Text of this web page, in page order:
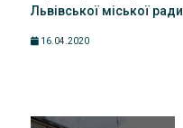
Львівської міської ради
16.04.2020